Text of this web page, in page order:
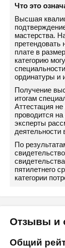
Что это
Высшая
мастерства.
претендовать
плате в
категорию
ординатуры и
Получение
итогам
Аттестация
проводится
эксперты
деятельности
По
пятилетнего
категории
Отзывы и
Общий